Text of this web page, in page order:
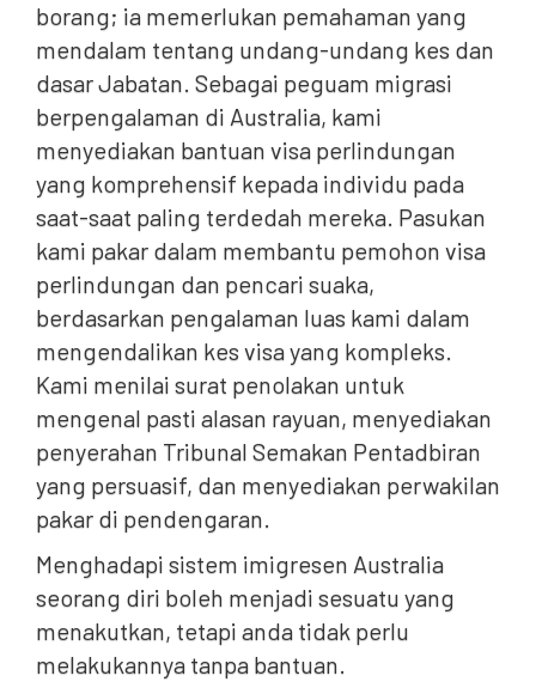
borang; ia memerlukan pemahaman yang
mendalam tentang undang-undang kes dan
dasar Jabatan. Sebagai peguam migrasi
berpengalaman di Australia, kami
menyediakan bantuan visa perlindungan
yang komprehensif kepada individu pada
saat-saat paling terdedah mereka. Pasukan
kami pakar dalam membantu pemohon visa
perlindungan dan pencari suaka,
berdasarkan pengalaman luas kami dalam
mengendalikan kes visa yang kompleks.
Kami menilai surat penolakan untuk
mengenal pasti alasan rayuan, menyediakan
penyerahan Tribunal Semakan Pentadbiran
yang persuasif, dan menyediakan perwakilan
pakar di pendengaran.
Menghadapi sistem imigresen Australia
seorang diri boleh menjadi sesuatu yang
menakutkan, tetapi anda tidak perlu
melakukannya tanpa bantuan.